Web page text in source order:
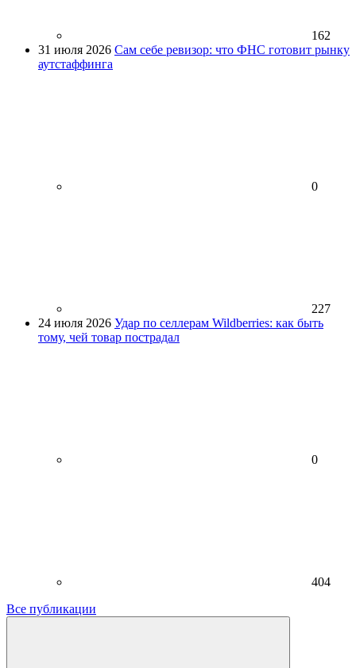
162
31 июля 2026 Сам себе ревизор: что ФНС готовит рынку
аутстаффинга
0
227
24 июля 2026 Удар по селлерам Wildberries: как быть
тому, чей товар пострадал
0
404
Все публикации